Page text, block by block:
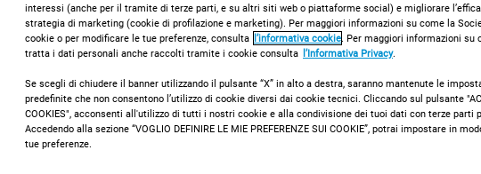
Non
interessi (anche per il tramite di terze parti, e su altri siti web o piattaforme social) e migliorare
strategia di marketing (cookie di profilazione e marketing). Per maggiori informazioni su come la
cookie o per modificare le tue preferenze, consulta l’informativa cookie . Per maggiori informazioni su
tratta i dati personali anche raccolti tramite i cookie consulta l’Informativa Privacy.
Se scegli di chiudere il banner utilizzando il pulsante “X” in alto a destra, saranno mantenute le
predefinite che non consentono l’utilizzo di cookie diversi dai cookie tecnici. Cliccando sul pulsante
COOKIES", acconsenti all'utilizzo di tutti i nostri cookie e alla condivisione dei tuoi dati con terze parti
Accedendo alla sezione “VOGLIO DEFINIRE LE MIE PREFERENZE SUI COOKIE”, potrai impostare in
tue preferenze.